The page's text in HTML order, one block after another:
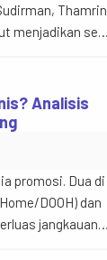
menjadikan
mengherankan
Analisis
promosi. Dua di
DOOH) dan
jangkauan